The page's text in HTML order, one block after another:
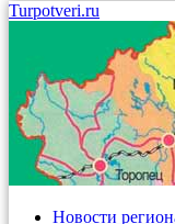
Turpotveri.ru
Новости